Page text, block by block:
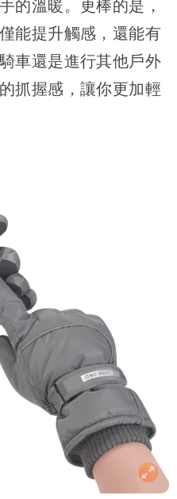
的溫暖。更棒的是，
能提升觸感，還能有
車還是進行其他戶外
抓握感，讓你更加輕